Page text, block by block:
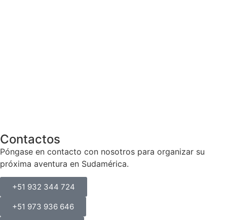
Contactos
Póngase en contacto con nosotros para organizar su
próxima aventura en Sudamérica.
+51 932 344 724
+51 973 936 646